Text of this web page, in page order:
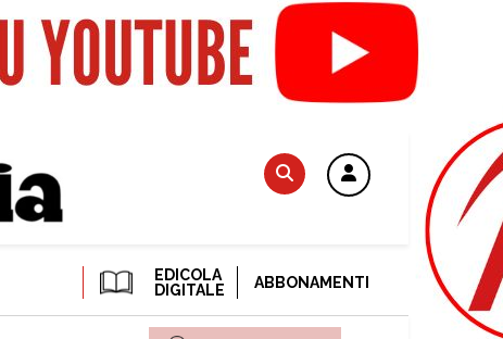
EDICOLA
DIGITALE
ABBONAMENTI